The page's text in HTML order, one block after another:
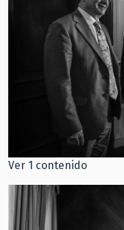
Ver 1 contenido